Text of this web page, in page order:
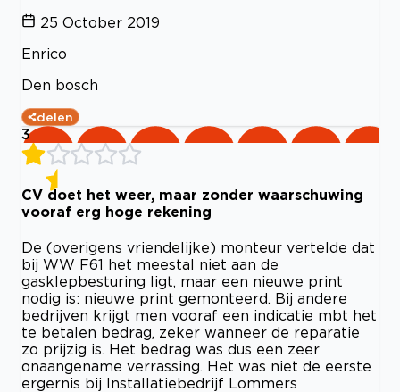
25 October 2019
Enrico
Den bosch
delen
3
CV doet het weer, maar zonder waarschuwing
vooraf erg hoge rekening
De (overigens vriendelijke) monteur vertelde dat
bij WW F61 het meestal niet aan de
gasklepbesturing ligt, maar een nieuwe print
nodig is: nieuwe print gemonteerd. Bij andere
bedrijven krijgt men vooraf een indicatie mbt het
te betalen bedrag, zeker wanneer de reparatie
zo prijzig is. Het bedrag was dus een zeer
onaangename verrassing. Het was niet de eerste
ergernis bij Installatiebedrijf Lommers